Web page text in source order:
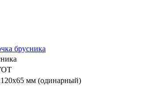
брусника
мм (одинарный)